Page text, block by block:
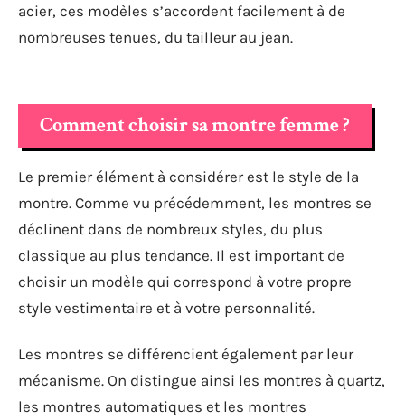
acier, ces modèles s’accordent facilement à de
nombreuses tenues, du tailleur au jean.
Comment choisir sa montre femme ?
Le premier élément à considérer est le style de la
montre. Comme vu précédemment, les montres se
déclinent dans de nombreux styles, du plus
classique au plus tendance. Il est important de
choisir un modèle qui correspond à votre propre
style vestimentaire et à votre personnalité.
Les montres se différencient également par leur
mécanisme. On distingue ainsi les montres à quartz,
les montres automatiques et les montres